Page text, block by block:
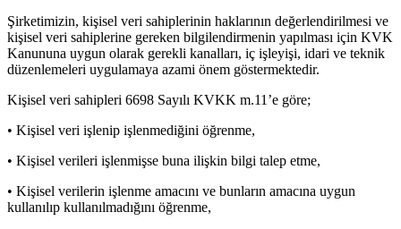
Şirketimizin, kişisel veri sahiplerinin haklarının değerlendirilmesi ve
kişisel veri sahiplerine gereken bilgilendirmenin yapılması için KVK
Kanununa uygun olarak gerekli kanalları, iç işleyişi, idari ve teknik
düzenlemeleri uygulamaya azami önem göstermektedir.
Kişisel veri sahipleri 6698 Sayılı KVKK m.11’e göre;
• Kişisel veri işlenip işlenmediğini öğrenme,
• Kişisel verileri işlenmişse buna ilişkin bilgi talep etme,
• Kişisel verilerin işlenme amacını ve bunların amacına uygun
kullanılıp kullanılmadığını öğrenme,